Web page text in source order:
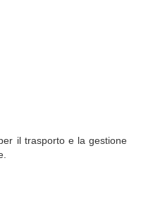
il trasporto e la gestione